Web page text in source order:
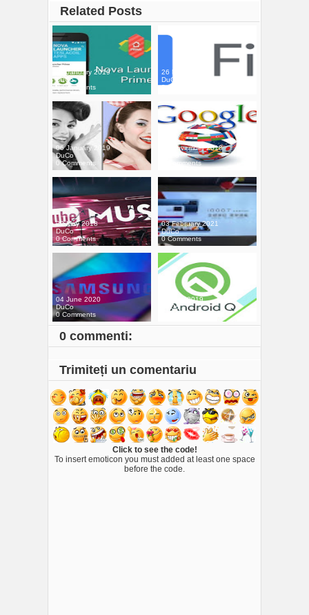
Related Posts
19 January 2019
DuCo
0 Comments
26 May 2020
DuCo
0 Comments
06 January 2019
DuCo
0 Comments
20 November 2018
0 Comments
22 May 2018
DuCo
0 Comments
03 February 2021
DuCo
0 Comments
04 June 2020
DuCo
0 Comments
12 May 2019
DuCo
0 commenti:
Trimiteți un comentariu
Click to see the code!
To insert emoticon you must added at least one space
before the code.